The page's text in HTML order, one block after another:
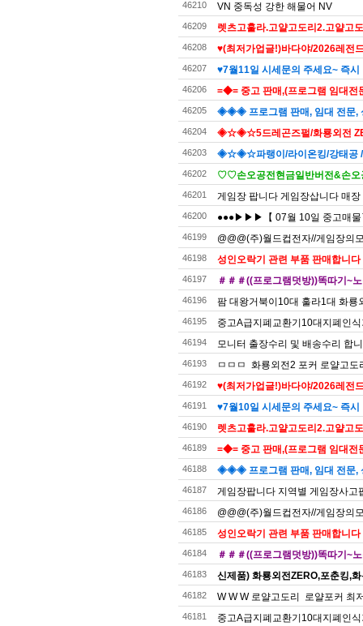
46210 VN 중독성 강한 해물어 NV
46209 렛츠고훌라.고얄고도리2.고얄고
46208 ♥(최저가업글!)바다야/2026레전
46207 ♥7월11일 시세문의 주세요~ 즉
46206 =◆= 중고 판매,(프로그램 임대전
46205 ◈◈◈ 프로그램 판매, 임대 전문,
46204 ◈☆◈☆5드레곤즈펄/화룡외전
46203 ◈☆◈☆파랭이/라이온킹/강태
46202 ♡♡손오공전현금일반버전&손오
46201 게임장 팝니다 게임장삽니다 매
46200 ●●●▶▶▶【 07월 10일 중고매
46199 @@@(주)월드컵전자//게임장의
46198 성인오락기 관련 부품 판매합니다
46197 ＃＃＃((프로그램덧방))똑따기~
46196 팜 대왕거북이10대 훌라1대 화
46195 중고A급지폐교환기10대지폐인
46194 모니터 출장수리 및 배송수리 합
46193 ㅁㅁㅁ 화룡외전2 포커 로얄고
46192 ♥(최저가업글!)바다야/2026레전
46191 ♥7월10일 시세문의 주세요~ 즉
46190 렛츠고훌라.고얄고도리2.고얄고
46189 =◆= 중고 판매,(프로그램 임대전
46188 ◈◈◈ 프로그램 판매, 임대 전문,
46187 게임장팝니다 지역별 게임장사고
46186 @@@(주)월드컵전자//게임장의
46185 성인오락기 관련 부품 판매합니다
46184 ＃＃＃((프로그램덧방))똑따기~
46183 신제품) 화룡외전ZERO,포춘킹,
46182 W W W 로얄고도리 로얄포커 최
46181 중고A급지폐교환기10대지폐인